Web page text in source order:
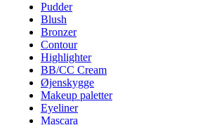
Pudder
Blush
Bronzer
Contour
Highlighter
BB/CC Cream
Øjenskygge
Makeup paletter
Eyeliner
Mascara